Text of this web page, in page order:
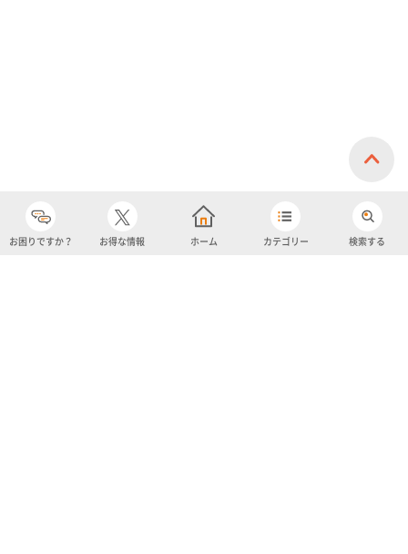
お困りですか？ お得な情報 ホーム カテゴリー 検索する